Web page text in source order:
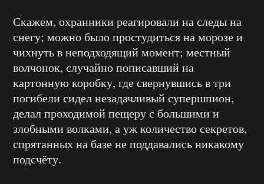
Скажем, охранники реагировали на следы на
снегу; можно было простудиться на морозе и
чихнуть в неподходящий момент; местный
волчонок, случайно пописавший на
картонную коробку, где свернувшись в три
погибели сидел незадачливый супершпион,
делал проходимой пещеру с большими и
злобными волками, а уж количество секретов,
спрятанных на базе не поддавались никакому
подсчёту.